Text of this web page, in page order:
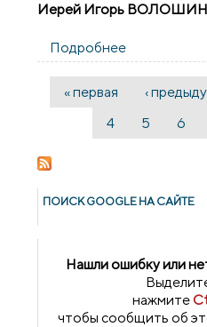
Иерей Игорь ВОЛОШИН
Подробнее
Страницы
« первая ‹
4
5 6
ПОИСК GOОGLE НА САЙТЕ
Нашли ошибку или
нажмите
чтобы сообщить об